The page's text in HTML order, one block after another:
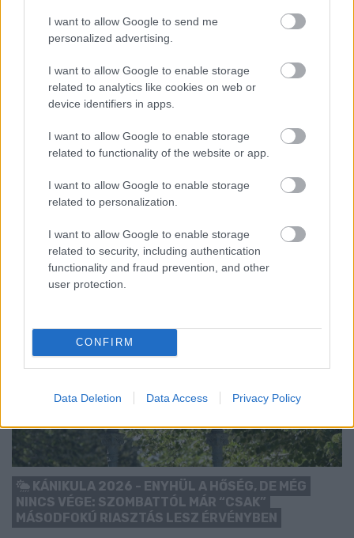
I want to allow Google to send me
personalized advertising.
I want to allow Google to enable storage
related to analytics like cookies on web or
device identifiers in apps.
I want to allow Google to enable storage
related to functionality of the website or app.
I want to allow Google to enable storage
related to personalization.
I want to allow Google to enable storage
related to security, including authentication
functionality and fraud prevention, and other
user protection.
CONFIRM
Data Deletion Data Access Privacy Policy
MEGHIBÁSODOTT TRANSZFORMÁTORT
KÁNIKULA 2026 - ENYHÜL A HŐSÉG, DE MÉG
NINCS VÉGE: SZOMBATTÓL MÁR “CSAK”
MÁSODFOKÚ RIASZTÁS LESZ ÉRVÉNYBEN